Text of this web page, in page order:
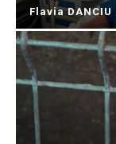
Flavia DANCIU